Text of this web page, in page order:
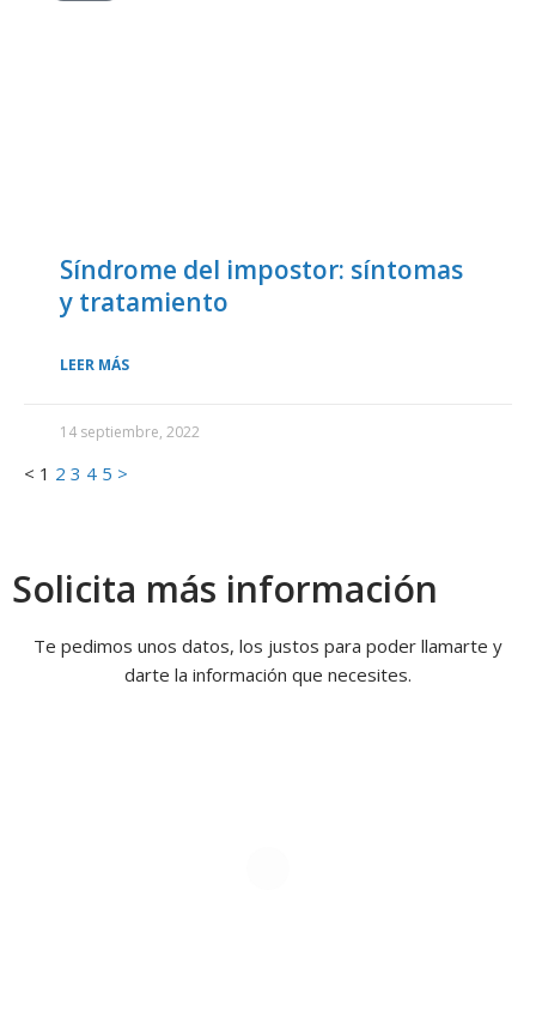
Síndrome del impostor: síntomas
y tratamiento
LEER MÁS
14 septiembre, 2022
< 1 2 3 4 5 >
Solicita más información
Te pedimos unos datos, los justos para poder llamarte y
darte la información que necesites.